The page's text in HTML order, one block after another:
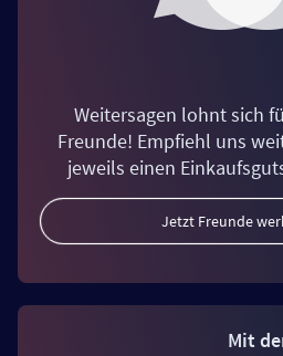
Weitersagen lohnt sich
Freunde! Empfiehl uns
jeweils einen
Jetzt Freunde
Mit